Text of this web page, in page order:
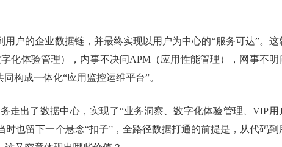
户的企业数据链，并最终实现以用户为中心的“服务可达”。这
化体验管理），内事不决问APM（应用性能管理），网事不明
构成一体化“应用监控运维平台”。
走出了数据中心，实现了“业务洞察、数字化体验管理、VIP用
时也留下一个悬念“扣子”，全路径数据打通的前提是，从代码到